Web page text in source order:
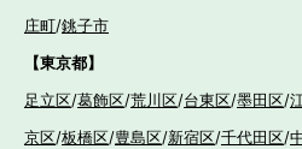
庄町/銚子市
【東京都】
足立区/葛飾区/荒川区/台東区/墨田区/
京区/板橋区/豊島区/新宿区/千代田区/